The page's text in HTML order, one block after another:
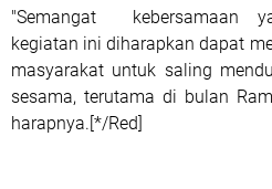
"Semangat kebersamaan
kegiatan ini diharapkan dapat
masyarakat untuk saling
sesama, terutama di bulan
harapnya.[*/Red]